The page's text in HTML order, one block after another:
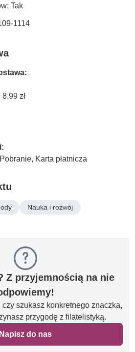
Tak
1114
zł
Karta płatnicza
Nauka i rozwój
Z przyjemnością na nie
szukasz konkretnego znaczka,
przygodę z filatelistyką.
Napisz do nas